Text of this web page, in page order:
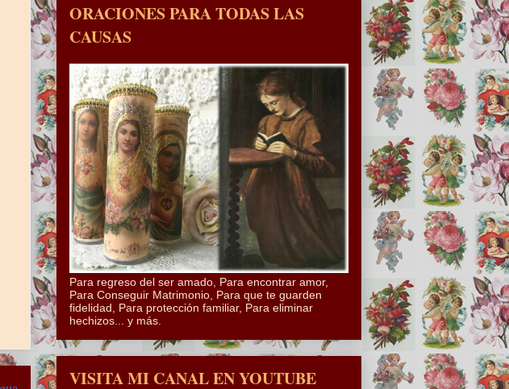
ORACIONES PARA TODAS LAS
CAUSAS
Para regreso del ser amado, Para encontrar amor,
Para Conseguir Matrimonio, Para que te guarden
fidelidad, Para protección familiar, Para eliminar
hechizos... y más.
VISITA MI CANAL EN YOUTUBE